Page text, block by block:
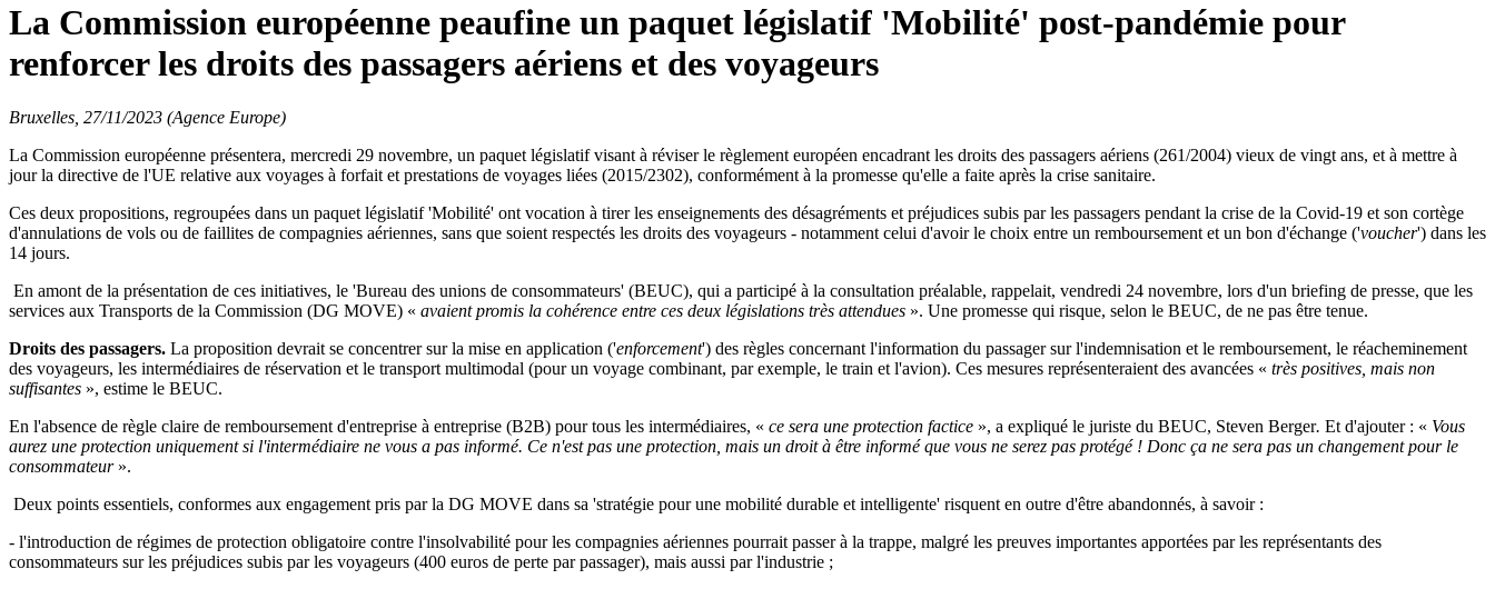
La Commission européenne peaufine un paquet législatif 'Mobilité' post-pandémie pour
renforcer les droits des passagers aériens et des voyageurs
Bruxelles, 27/11/2023 (Agence Europe)
La Commission européenne présentera, mercredi 29 novembre, un paquet législatif visant à réviser le règlement européen encadrant les droits des passagers aériens (261/2004) vieux de vingt ans, et à mettre à
jour la directive de l'UE relative aux voyages à forfait et prestations de voyages liées (2015/2302), conformément à la promesse qu'elle a faite après la crise sanitaire.
Ces deux propositions, regroupées dans un paquet législatif 'Mobilité' ont vocation à tirer les enseignements des désagréments et préjudices subis par les passagers pendant la crise de la Covid-19 et son cortège
d'annulations de vols ou de faillites de compagnies aériennes, sans que soient respectés les droits des voyageurs - notamment celui d'avoir le choix entre un remboursement et un bon d'échange ('voucher') dans les
14 jours.
En amont de la présentation de ces initiatives, le 'Bureau des unions de consommateurs' (BEUC), qui a participé à la consultation préalable, rappelait, vendredi 24 novembre, lors d'un briefing de presse, que les
services aux Transports de la Commission (DG MOVE) « avaient promis la cohérence entre ces deux législations très attendues ». Une promesse qui risque, selon le BEUC, de ne pas être tenue.
Droits des passagers. La proposition devrait se concentrer sur la mise en application ('enforcement') des règles concernant l'information du passager sur l'indemnisation et le remboursement, le réacheminement
des voyageurs, les intermédiaires de réservation et le transport multimodal (pour un voyage combinant, par exemple, le train et l'avion). Ces mesures représenteraient des avancées « très positives, mais non
suffisantes », estime le BEUC.
En l'absence de règle claire de remboursement d'entreprise à entreprise (B2B) pour tous les intermédiaires, « ce sera une protection factice », a expliqué le juriste du BEUC, Steven Berger. Et d'ajouter : « Vous
aurez une protection uniquement si l'intermédiaire ne vous a pas informé. Ce n'est pas une protection, mais un droit à être informé que vous ne serez pas protégé ! Donc ça ne sera pas un changement pour le
consommateur».
Deux points essentiels, conformes aux engagement pris par la DG MOVE dans sa 'stratégie pour une mobilité durable et intelligente' risquent en outre d'être abandonnés, à savoir :
- l'introduction de régimes de protection obligatoire contre l'insolvabilité pour les compagnies aériennes pourrait passer à la trappe, malgré les preuves importantes apportées par les représentants des
consommateurs sur les préjudices subis par les voyageurs (400 euros de perte par passager), mais aussi par l'industrie ;